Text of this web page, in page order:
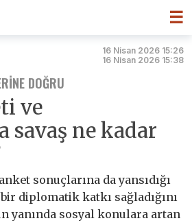
☰
16 Nisan 2026 15:26
16 Nisan 2026 15:38
DOĞRU
ve
savaş ne kadar
sonuçlarına da yansıdığı
diplomatik katkı sağladığını
yanında sosyal konulara artan